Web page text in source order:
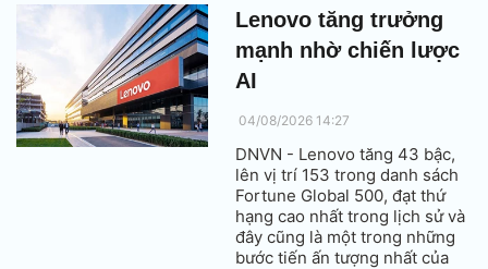
hướng dẫn được cá nhân hóa
bằng AI xuyên suốt hành trình
của họ.
Lenovo tăng trưởng
mạnh nhờ chiến lược
AI
04/08/2026 14:27
DNVN - Lenovo tăng 43 bậc,
lên vị trí 153 trong danh sách
Fortune Global 500, đạt thứ
hạng cao nhất trong lịch sử và
đây cũng là một trong những
bước tiến ấn tượng nhất của